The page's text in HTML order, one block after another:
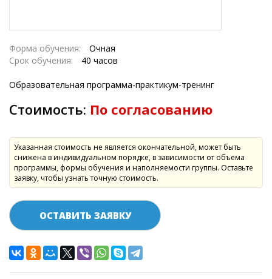
Форма обучения:
Очная
Срок обучения:
40 часов
Образовательная программа-практикум-тренинг
Стоимость: По согласованию
Указанная стоимость не является окончательной, может быть
снижена в индивидуальном порядке, в зависимости от объема
программы, формы обучения и наполняемости группы. Оставьте
заявку, чтобы узнать точную стоимость.
ОСТАВИТЬ ЗАЯВКУ